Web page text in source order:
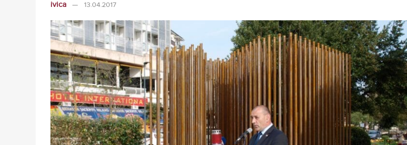
ivica 13.04.2017